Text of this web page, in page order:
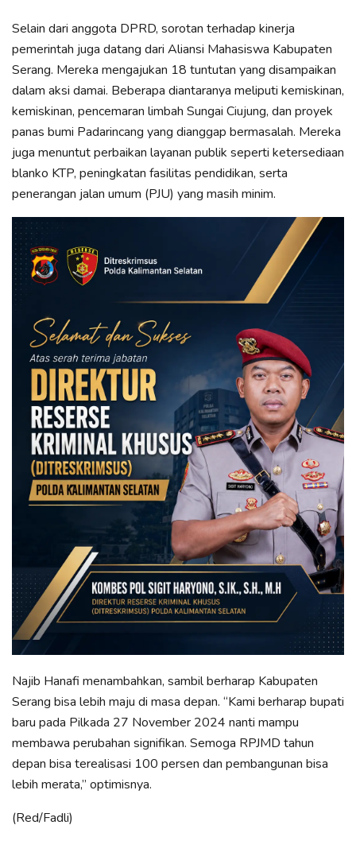
Selain dari anggota DPRD, sorotan terhadap kinerja
pemerintah juga datang dari Aliansi Mahasiswa Kabupaten
Serang. Mereka mengajukan 18 tuntutan yang disampaikan
dalam aksi damai. Beberapa diantaranya meliputi kemiskinan,
kemiskinan, pencemaran limbah Sungai Ciujung, dan proyek
panas bumi Padarincang yang dianggap bermasalah. Mereka
juga menuntut perbaikan layanan publik seperti ketersediaan
blanko KTP, peningkatan fasilitas pendidikan, serta
penerangan jalan umum (PJU) yang masih minim.
Najib Hanafi menambahkan, sambil berharap Kabupaten
Serang bisa lebih maju di masa depan. “Kami berharap bupati
baru pada Pilkada 27 November 2024 nanti mampu
membawa perubahan signifikan. Semoga RPJMD tahun
depan bisa terealisasi 100 persen dan pembangunan bisa
lebih merata,” optimisnya.
(Red/Fadli)